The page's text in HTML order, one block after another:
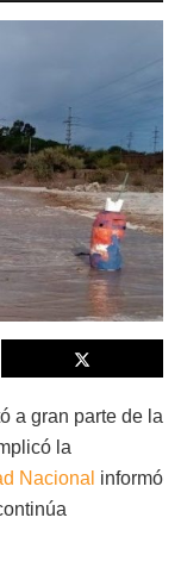
a gran parte de la
la
Nacional informó